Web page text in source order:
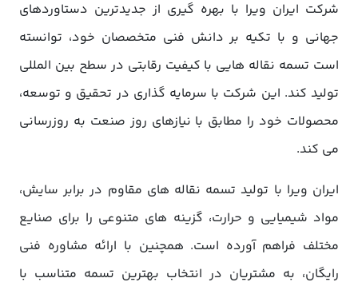
شرکت ایران ویرا با بهره گیری از جدیدترین دستاوردهای
جهانی و با تکیه بر دانش فنی متخصصان خود، توانسته
است تسمه نقاله هایی با کیفیت رقابتی در سطح بین المللی
تولید کند. این شرکت با سرمایه گذاری در تحقیق و توسعه،
محصولات خود را مطابق با نیازهای روز صنعت به روزرسانی
می کند.
ایران ویرا با تولید تسمه نقاله های مقاوم در برابر سایش،
مواد شیمیایی و حرارت، گزینه های متنوعی را برای صنایع
مختلف فراهم آورده است. همچنین با ارائه مشاوره فنی
رایگان، به مشتریان در انتخاب بهترین تسمه متناسب با